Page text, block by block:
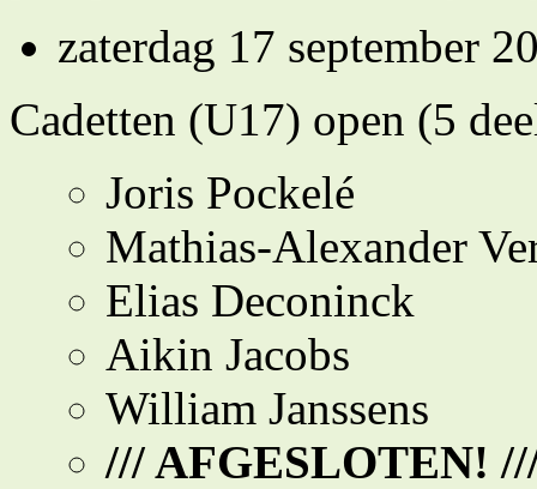
zaterdag 17 september
Cadetten (U17) open (5
Joris Pockelé
Mathias-Alexander
Elias Deconinck
Aikin Jacobs
William Janssens
/// AFGESLOTEN!